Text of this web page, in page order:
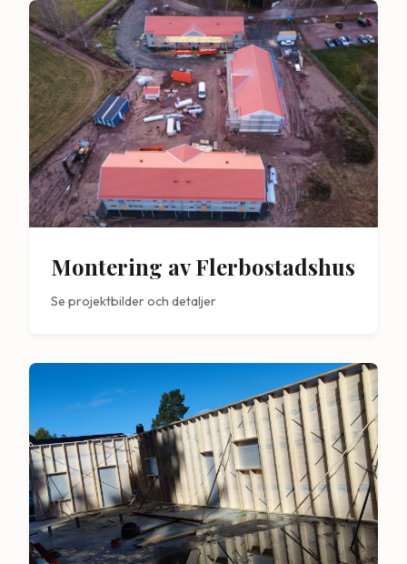
Montering av Flerbostadshus
Se projektbilder och detaljer